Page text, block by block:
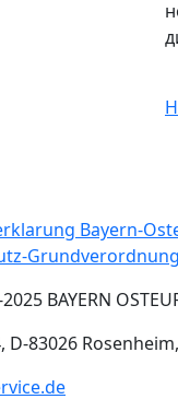
Bayern-
Grundverordnung
BAYERN
D-83026 Rosenheim,